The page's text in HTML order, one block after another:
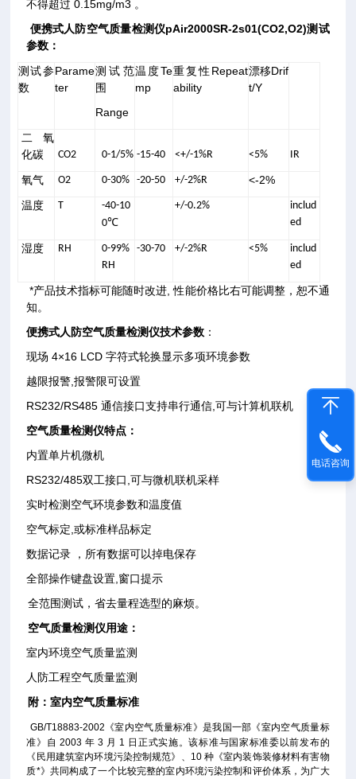
不得超过 0.15mg/m3 。
便携式人防空气质量检测仪pAir2000SR-2s01(CO2,O2)测试
参数：
测试参
数
Parame
ter
测试范
围
Range
温度Te
mp
重复性Repeat
ability
漂移Drif
t/Y
二氧
化碳
CO2 0-1/5% -15-40 <+/-1%R <5% IR
氧气 O2 0-30% -20-50 +/-2%R <-2%
温度 T
-40-10
0℃
+/-0.2%
includ
ed
湿度 RH
0-99%
RH
-30-70 +/-2%R <5%
includ
ed
*产品技术指标可能随时改进, 性能价格比右可能调整，恕不通
知。
便携式人防空气质量检测仪技术参数 ：
现场 4×16 LCD 字符式轮换显示多项环境参数
越限报警,报警限可设置
RS232/RS485 通信接口支持串行通信,可与计算机联机
空气质量检测仪特点：
内置单片机微机
RS232/485双工接口,可与微机联机采样
实时检测空气环境参数和温度值
空气标定,或标准样品标定
数据记录 ，所有数据可以掉电保存
全部操作键盘设置,窗口提示
全范围测试，省去量程选型的麻烦。
空气质量检测仪用途：
室内环境空气质量监测
人防工程空气质量监测
附：室内空气质量标准
GB/T18883-2002《室内空气质量标准》是我国一部《室内空气质量标
准》自 2003 年 3 月 1 日正式实施。该标准与国家标准委以前发布的
《民用建筑室内环境污染控制规范》、10 种《室内装饰装修材料有害物
质*》共同构成了一个比较完整的室内环境污染控制和评价体系，为广大
电话咨询